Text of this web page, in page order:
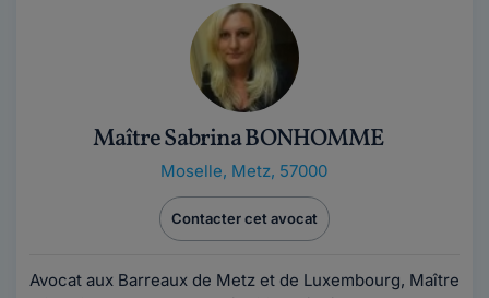
Maître Sabrina BONHOMME
Moselle, Metz, 57000
Contacter cet avocat
Avocat aux Barreaux de Metz et de Luxembourg, Maître